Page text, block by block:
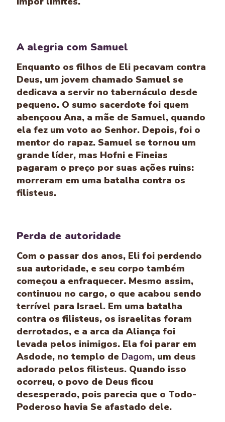
A alegria com Samuel
Enquanto os filhos de Eli pecavam contra
Deus, um jovem chamado Samuel se
dedicava a servir no tabernáculo desde
pequeno. O sumo sacerdote foi quem
abençoou Ana, a mãe de Samuel, quando
ela fez um voto ao Senhor. Depois, foi o
mentor do rapaz. Samuel se tornou um
grande líder, mas Hofni e Fineias
pagaram o preço por suas ações ruins:
morreram em uma batalha contra os
filisteus.
Perda de autoridade
Com o passar dos anos, Eli foi perdendo
sua autoridade, e seu corpo também
começou a enfraquecer. Mesmo assim,
continuou no cargo, o que acabou sendo
terrível para Israel. Em uma batalha
contra os filisteus, os israelitas foram
derrotados, e a arca da Aliança foi
levada pelos inimigos. Ela foi parar em
Asdode, no templo de Dagom, um deus
adorado pelos filisteus. Quando isso
ocorreu, o povo de Deus ficou
desesperado, pois parecia que o Todo-
Poderoso havia Se afastado dele.